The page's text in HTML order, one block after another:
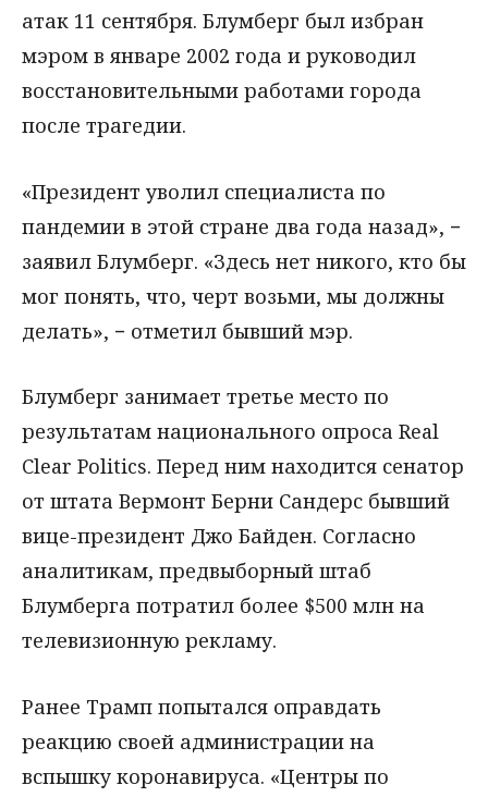
атак 11 сентября. Блумберг был избран
мэром в январе 2002 года и руководил
восстановительными работами города
после трагедии.
«Президент уволил специалиста по
пандемии в этой стране два года назад», −
заявил Блумберг. «Здесь нет никого, кто бы
мог понять, что, черт возьми, мы должны
делать», − отметил бывший мэр.
Блумберг занимает третье место по
результатам национального опроса Real
Clear Politics. Перед ним находится сенатор
от штата Вермонт Берни Сандерс бывший
вице-президент Джо Байден. Согласно
аналитикам, предвыборный штаб
Блумберга потратил более $500 млн на
телевизионную рекламу.
Ранее Трамп попытался оправдать
реакцию своей администрации на
вспышку коронавируса. «Центры по